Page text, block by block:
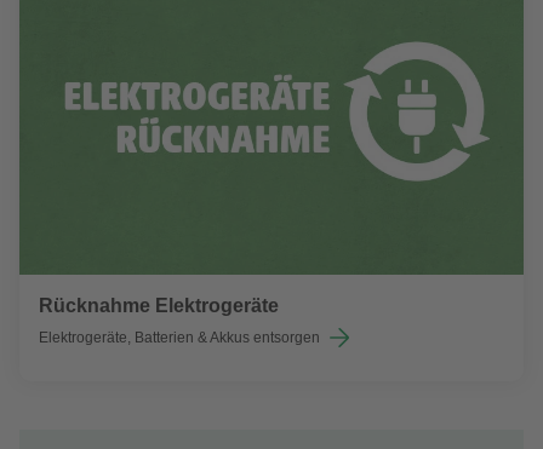
Rücknahme Elektrogeräte
Elektrogeräte, Batterien & Akkus entsorgen